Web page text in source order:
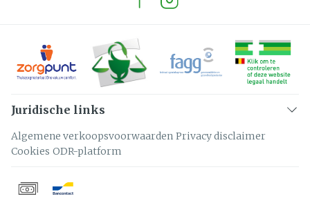
Juridische links
Algemene verkoopsvoorwaarden Privacy disclaimer
Cookies ODR-platform